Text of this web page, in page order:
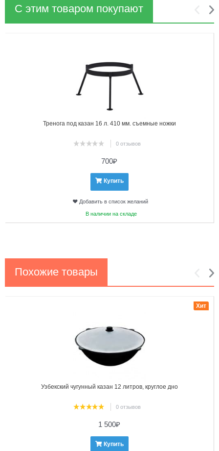
С этим товаром покупают
Тренога под казан 16 л. 410 мм. съемные ножки
0 отзывов
700₽
Купить
Добавить в список желаний
В наличии на складе
Похожие товары
Узбекский чугунный казан 12 литров, круглое дно
0 отзывов
Хит
1 500₽
Купить